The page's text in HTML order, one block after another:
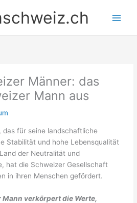
Männer: das
Mann aus
das für seine landschaftliche
Stabilität und hohe Lebensqualität
der Neutralität und
hat die Schweizer Gesellschaft
in ihren Menschen gefördert.
verkörpert die Werte,